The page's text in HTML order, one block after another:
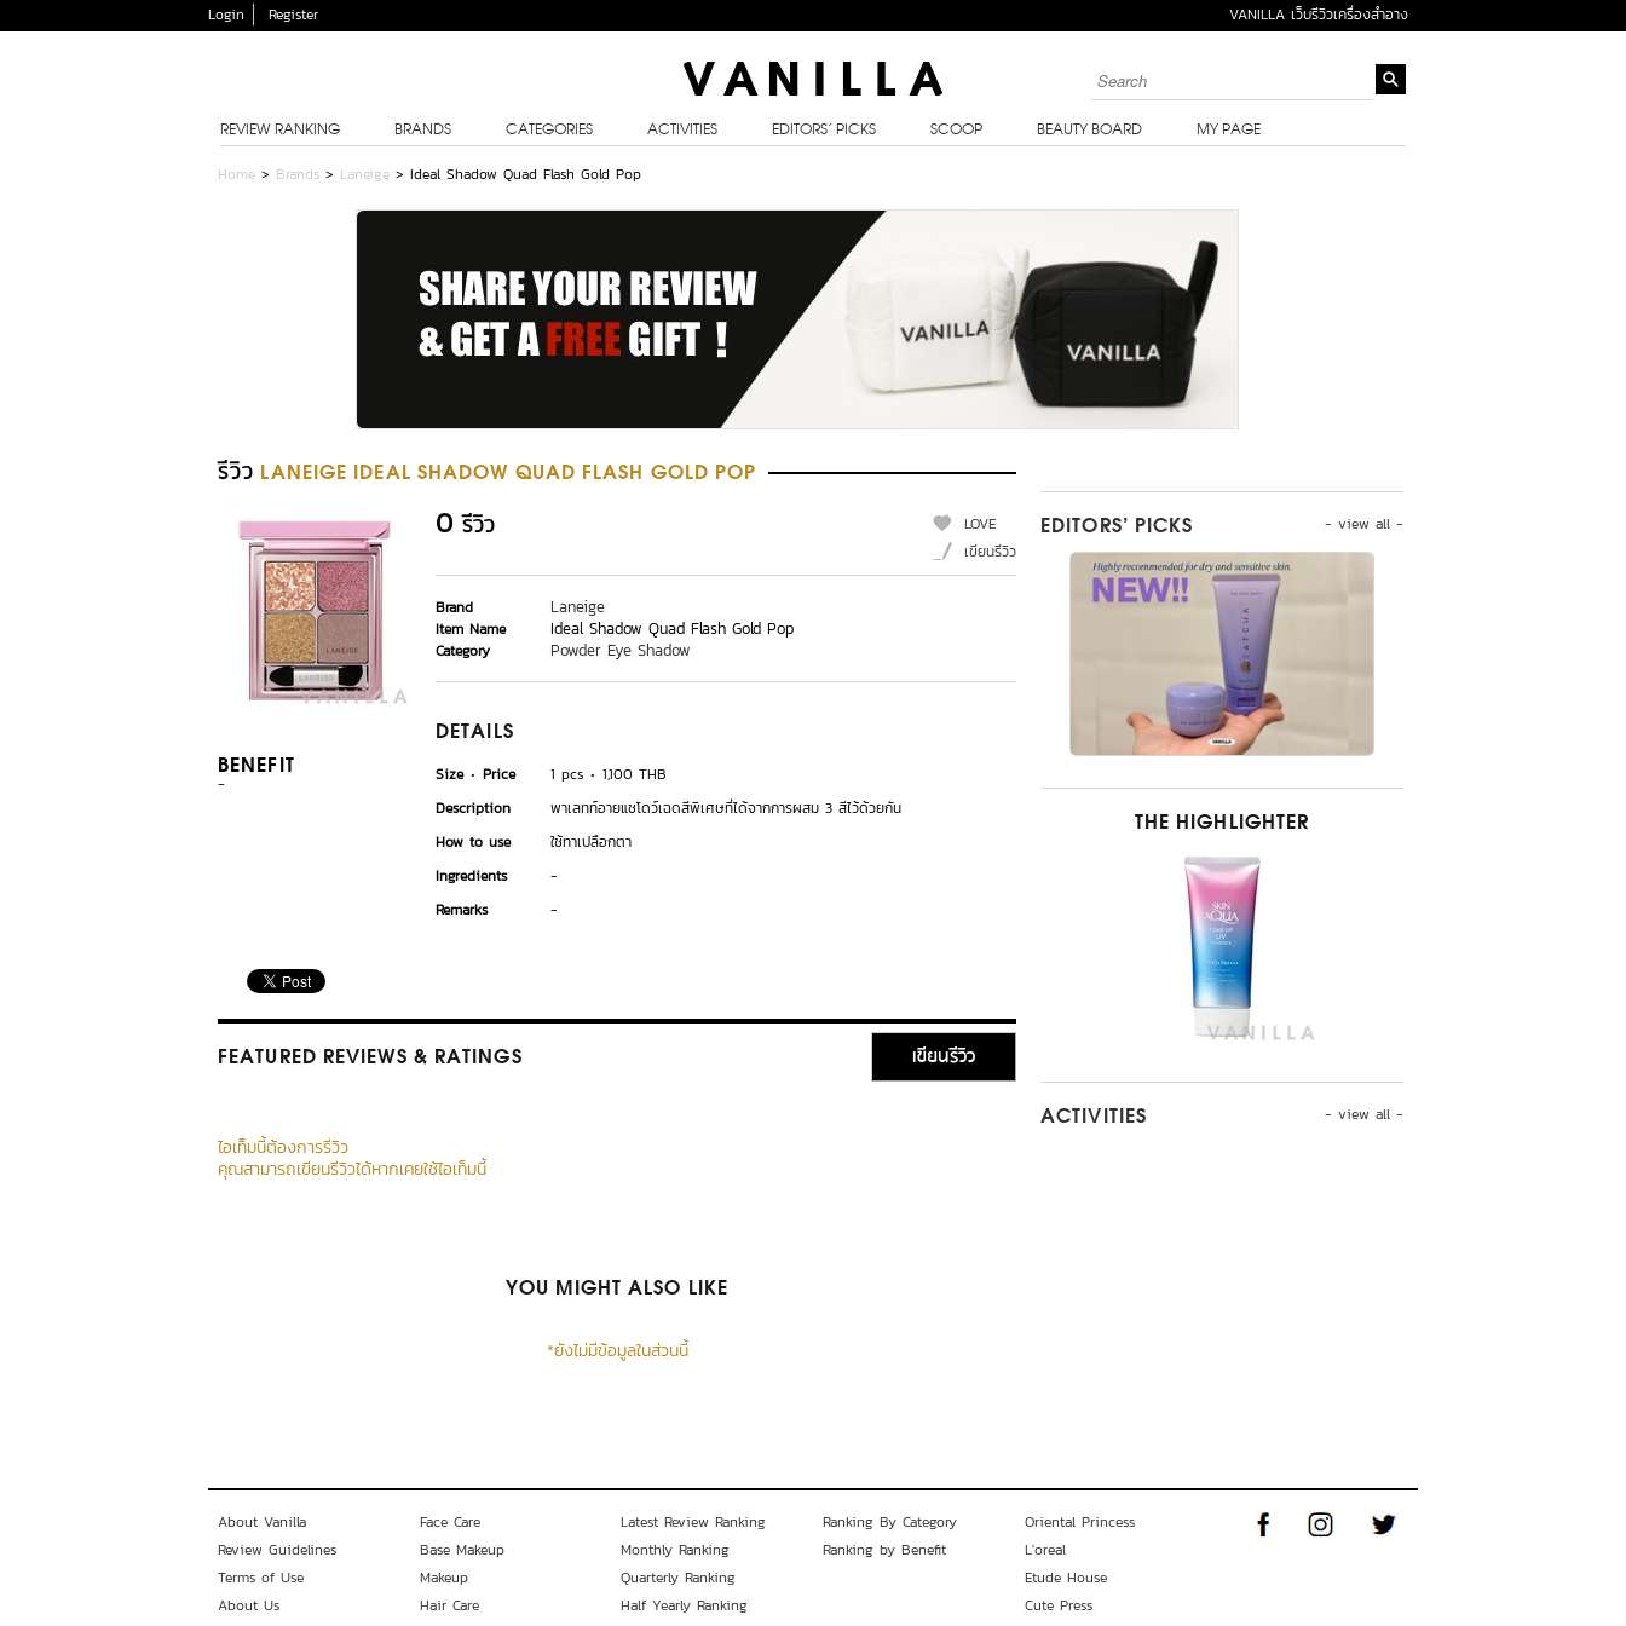
Login Register VANILLA เว็บรีวิวเครื่องสำอาง
REVIEW RANKING BRANDS CATEGORIES ACTIVITIES EDITORS’ PICKS SCOOP BEAUTY BOARD MY PAGE
Home > Brands > Laneige > Ideal Shadow Quad Flash Gold Pop
รีวิว LANEIGE IDEAL SHADOW QUAD FLASH GOLD POP
BENEFIT
-
0 รีวิว
LOVE
เขียนรีวิว
Brand Laneige
Item Name Ideal Shadow Quad Flash Gold Pop
Category Powder Eye Shadow
DETAILS
Size Price 1 pcs
1,100 THB
Description
พาเลทท์อายแชโดว์เฉดสีพิเศษที่ได้จากการผสม 3 สีไว้ด้วยกัน
How to use
ใช้ทาเปลือกตา
Ingredients
-
Remarks
-
FEATURED REVIEWS & RATINGS เขียนรีวิว
ไอเท็มนี้ต้องการรีวิว
คุณสามารถเขียนรีวิวได้หากเคยใช้ไอเท็มนี้
YOU MIGHT ALSO LIKE
*ยังไม่มีข้อมูลในส่วนนี้
- view all -
EDITORS’ PICKS
THE HIGHLIGHTER
- view all -
ACTIVITIES
About Vanilla
Review Guidelines
Terms of Use
About Us
Face Care
Base Makeup
Makeup
Hair Care
Latest Review Ranking
Monthly Ranking
Quarterly Ranking
Half Yearly Ranking
Ranking By Category
Ranking by Benefit
Oriental Princess
L'oreal
Etude House
Cute Press